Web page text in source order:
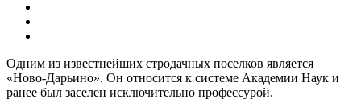
Одним из известнейших стродачных поселков является
«Ново-Дарьино». Он относится к системе Академии Наук и
ранее был заселен исключительно профессурой.